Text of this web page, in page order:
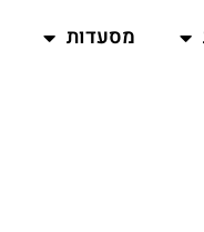
מסעדות